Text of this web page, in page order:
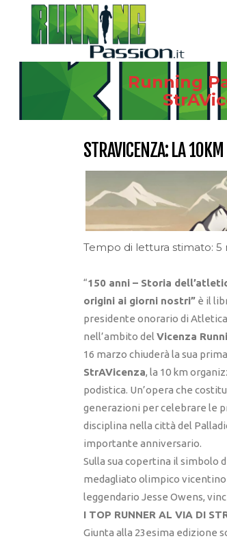
Running
STRAVICENZA: LA
Tempo di lettura stimato: 5
“150 anni – Storia
origini ai giorni nostri” è il
presidente onorario di
nell’ambito del Vicenza
16 marzo chiuderà la sua
StrAVicenza, la 10 km
podistica. Un’opera che
generazioni per celebrare le
disciplina nella città del
importante anniversario.
Sulla sua copertina il simbolo
medagliato olimpico
leggendario Jesse Owens,
I TOP RUNNER AL VIA DI
Giunta alla 23esima edizione